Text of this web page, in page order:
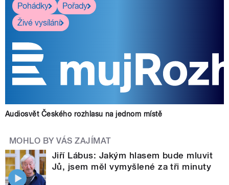
Pohádky
Pořady
Živé vysílání
Audiosvět Českého rozhlasu na jednom místě
MOHLO BY VÁS ZAJÍMAT
Jiří Lábus: Jakým hlasem bude mluvit
Jů, jsem měl vymyšlené za tři minuty